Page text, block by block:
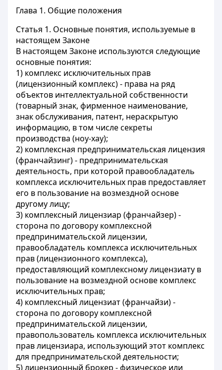
Глава 1. Общие положения
Статья 1. Основные понятия, используемые в
настоящем Законе
В настоящем Законе используются следующие
основные понятия:
1) комплекс исключительных прав
(лицензионный комплекс)- права на ряд
объектов интеллектуальной собственности
(товарный знак, фирменное наименование,
знак обслуживания, патент, нераскрытую
информацию, в том числе секреты
производства (ноу-хау);
2) комплексная предпринимательская лицензия
(франчайзинг)- предпринимательская
деятельность, при которой правообладатель
комплекса исключительных прав предоставляет
его в пользование на возмездной основе
другому лицу;
3) комплексный лицензиар (франчайзер)-
сторона по договору комплексной
предпринимательской лицензии,
правообладатель комплекса исключительных
прав (лицензионного комплекса),
предоставляющий комплексному лицензиату в
пользование на возмездной основе комплекс
исключительных прав;
4) комплексный лицензиат (франчайзи)-
сторона по договору комплексной
предпринимательской лицензии,
правопользователь комплекса исключительных
прав лицензиара, использующий этот комплекс
для предпринимательской деятельности;
5)лицензионный брокер - физическое или